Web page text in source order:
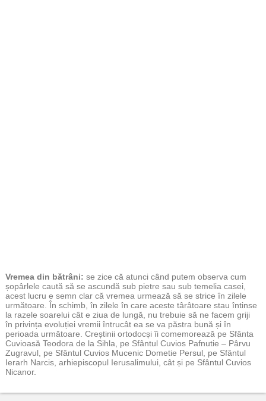
Vremea din bătrâni: se zice că atunci când putem observa cum
șopârlele caută să se ascundă sub pietre sau sub temelia casei,
acest lucru e semn clar că vremea urmează să se strice în zilele
următoare. În schimb, în zilele în care aceste târâtoare stau întinse
la razele soarelui cât e ziua de lungă, nu trebuie să ne facem griji
în privința evoluției vremii întrucât ea se va păstra bună și în
perioada următoare. Creștinii ortodocși îi comemorează pe Sfânta
Cuvioasă Teodora de la Sihla, pe Sfântul Cuvios Pafnutie – Pârvu
Zugravul, pe Sfântul Cuvios Mucenic Dometie Persul, pe Sfântul
Ierarh Narcis, arhiepiscopul Ierusalimului, cât și pe Sfântul Cuvios
Nicanor.